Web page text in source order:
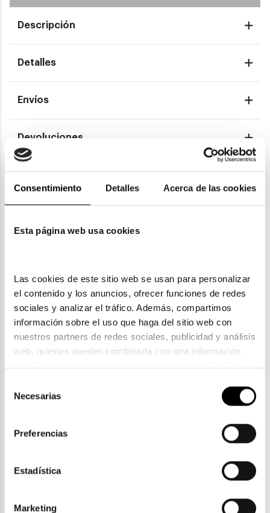
Consentimiento Detalles Acerca de las cookies
Esta página web usa cookies
Las cookies de este sitio web se usan para personalizar
el contenido y los anuncios, ofrecer funciones de redes
sociales y analizar el tráfico. Además, compartimos
información sobre el uso que haga del sitio web con
nuestros partners de redes sociales, publicidad y análisis
web, quienes pueden combinarla con otra información
que les haya proporcionado o que hayan recopilado a
la política de privacidad en el siguiente
. Consulta
Necesarias
Preferencias
Estadística
Marketing
Descripción
Detalles
Envíos
Devoluciones
Garantías
También te puede gustar
169,40€